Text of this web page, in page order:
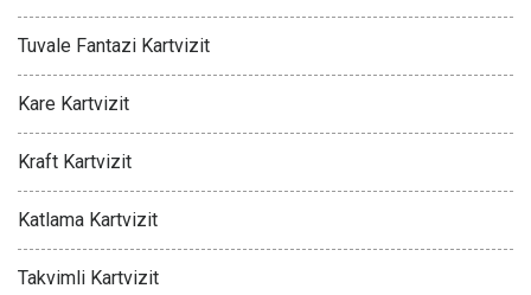
Tuvale Fantazi Kartvizit
Kare Kartvizit
Kraft Kartvizit
Katlama Kartvizit
Takvimli Kartvizit